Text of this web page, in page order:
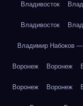
Владивосток
Владивосток
Владимир Набоков
Воронеж Воронеж
Воронеж Воронеж